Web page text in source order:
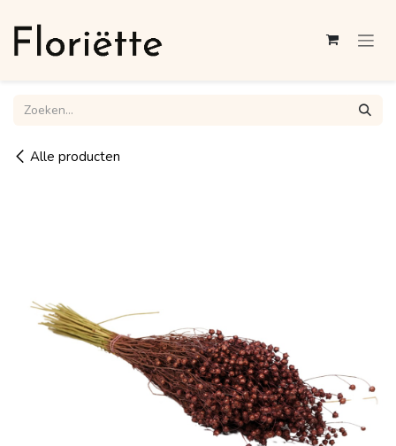
Alle producten